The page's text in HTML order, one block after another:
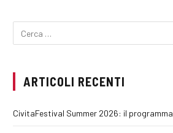
ARTICOLI RECENTI
CivitaFestival Summer 2026: il programma